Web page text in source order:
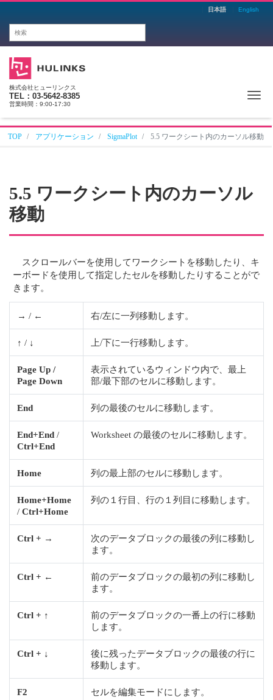
日本語 English
株式会社ヒューリンクス
TEL：03-5642-8385
営業時間：9:00-17:30
TOP アプリケーション SigmaPlot 5.5 ワークシート内のカーソル移動
5.5 ワークシート内のカーソル
移動
スクロールバーを使用してワークシートを移動したり、キ
ーボードを使用して指定したセルを移動したりすることがで
きます。
→ / ← 右/左に一列移動します。
↑ / ↓ 上/下に一行移動します。
Page Up /
Page Down
表示されているウィンドウ内で、最上
部/最下部のセルに移動します。
End 列の最後のセルに移動します。
End+End /
Ctrl+End
Worksheet の最後のセルに移動します。
Home 列の最上部のセルに移動します。
Home+Home
/ Ctrl+Home
列の１行目、行の１列目に移動します。
Ctrl + →
次のデータブロックの最後の列に移動し
ます。
Ctrl + ←
前のデータブロックの最初の列に移動し
ます。
Ctrl + ↑
前のデータブロックの一番上の行に移動
します。
Ctrl + ↓
後に残ったデータブロックの最後の行に
移動します。
F2 セルを編集モードにします。